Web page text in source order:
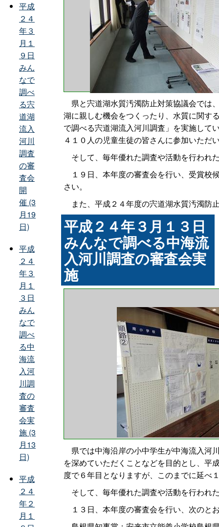
県と宍道湖水質汚濁防止対策協議会では
湖に親しむ機会をつくったり、水質に関す
で調べる宍道湖流入河川調査」を実施して
４１０人の児童生徒の皆さんに参加いただ
そして、毎年優れた調査や活動を行われ
１９日、本年度の審査会を行い、受賞校
さい。
また、平成２４年度の宍道湖水質汚濁防
平成２４年３月１３日
みんなで調べる中海流
入河川調査の審査会実
施
県では中海沿岸の小中学生が中海流入河
を深めていただくことなどを目的とし、平
度で６年目となりますが、このまでに延べ
そして、毎年優れた調査や活動を行われ
１３日、本年度の審査会を行い、次のと
平成
２４
年３
月１
９日
みん
なで
調べ
る宍
道湖
流入
河川
調査
の審
査会
開
催 (3
月19
日)
平成
２４
年３
月１
３日
みん
なで
調べ
る中
海流
入河
川調
査の
審査
会実
施 (3
月13
日)
平成
２４
年２
月１